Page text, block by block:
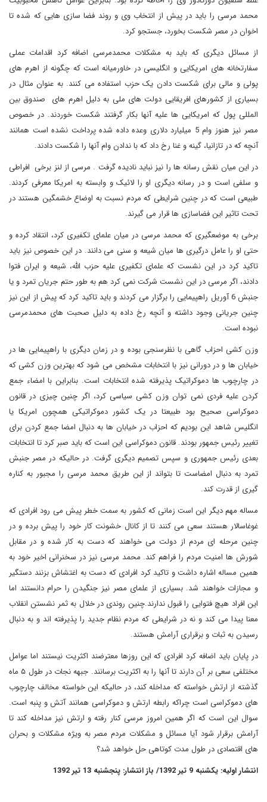
محمد مرسی را باید در پیش از انتخاب وی و روند فضا سازی هایی که شده تا
اخوان در مصر شکست بخورد، جستجو کرد.
از مسائل دیگری که باید به مشکلات محمدمرسی اضافه کرد اقدامات عملی
سفارتخانه های امریکایی و انگلیسی در خاورمیانه است که چگونه از اهرم های
پولی و مالی برای شکست دادن یک حزب استفاده می کنند. به عنوان مثال در
بسیاری از کشورهای افریقایی دولت های ملی به دلیل اهرم های صندوق بین
المللی پول که امریکایی ها علیه آنها بکار گرفتند شکست خوردند. در خصوص
مصر نیز هنوز وام 5 میلیارد دلاری وعده داده شده پرداخت نشده است همانند
آنچه که در تازانیا، گینه و غنا رخ داد که با ندادن وام آنها را شکست دادند.
در این میان نقش رسانه ها را نیز نباید نادیده گرفت . مرسی از لنز برخی افراطی
و سلفی است و در رسانه دیگری او را لائیک و وابسته به امریکا معرفی کردند.
طبیعی است که در چنین شرایطی که مردم نسبت به اوضاع خشمگین هستند در
تحت تاثیر این فضاسازی ها قرار می گیرند.
برخی به موضعگیری که محمد مرسی در میان علمای تکفیری کرد، انتقاد کرده و
حتی او را عامل درگیری ها میان شیعه و سنی می دانند. در این خصوص نیز باید
تاکید کرد در این نشست که علمای تکفیری علیه حزب الله، شیعه و ایران فتوا
دادند، اگر مرسی در این نشست شرکت نمی کرد هم به طور حتم جریان تمرد و یا
جنبش 6 آوریل راهپیمایی را برگزار می کردند و باید تاکید کرد که پیش از این نیز
چنین جریانی وجود داشته و آنچه رخ داده به دلیل صحبت های محمدمرسی
نبوده است.
وزن کشی احزاب گاهی با نظرسنجی بوده و در زمان دیگری با راهپیمایی ها در
خیابان ها و در دورانی نیز با انتخابات مشخص می شود که بهترین وزن کشی که
در چارچوب ها دموکراتیک پذیرفته شده انتخابات است. بنابراین با امضاء جمع
کردن علیه فردی نمی توان وزن کشی سیاسی کرد، اگر چنین چیزی در قانون
دموکراسی صحیح بود طبیعتا در یک کشور دموکراتیکی همچون امریکا یا
انگلیس شاهد این بودیم که احزاب در خیابان ها به دنبال امضا جمع کردن برای
تغییر رئیس جمهور بودند. قانون دموکراسی این است که باید صبر کرد تا انتخابات
بعدی رئیس جمهوری و سپس تصمیم دیگری گرفت. در حالیکه در مصر جنبش
تمرد به دنبال امضاست تا بتواند از این طریق محمد مرسی را مجبور به کناره
گیری از قدرت کند.
مساله مهم دیگر این است زمانی که کشور به سمت خطر پیش می رود افرادی که
غوغاسالار هستند سعی می کنند تا از کانال خشونت کار خود را پیش برده و در
چنین مرحله ای مردم از دولت می خواهند که دست به کار شده و در مقابل
شورش ها امنیت مردم را فراهم کند. محمد مرسی نیز در سخنرانی اخیر خود به
همین مساله اشاره داشت و تاکید کرد افرادی که دست به اغتشاش بزنند دستگیر
و مجازات خواهند شد. بسیاری از علمای مصر نیز جنگیدن را حرام دانستند اما
این افراد هیچ فتوایی را قبول ندارند.چنین روندی در خلال به ثمر نشستن انقلاب
معنا پیدا می کند و نه در شرایطی که مردم نظام جدید را پذیرفته اند و به دنبال
رسیدن به ثبات و برقراری آرامش هستند.
در پایان باید اضافه کرد افرادی که این روزها معترضند اکثریت نیستند اما عوامل
مختلفی سعی بر آن دارند تا آنها را به اکثریت برسانند. جبهه نجات در طول ۵ ماه
گذشته از ارتش خواسته که مداخله کند، در حالیکه این خواسته مخالف چارچوب
های دموکراسی است چراکه رابطه ارتش و دموکراسی همانند آتش و پنبه است.
سوال این است که اگر همین امروز مرسی کنار رفته و ارتش نیز مداخله کند تا
آرامش برقرار شود آیا مسائل و مشکلات مردم مصر به ویژه مشکلات و بحران
های اقتصادی در طول مدت کوتاهی حل خواهد شد؟
انتشار اولیه: یکشنبه 9 تیر 1392/ باز انتشار: پنجشنبه 13 تیر 1392